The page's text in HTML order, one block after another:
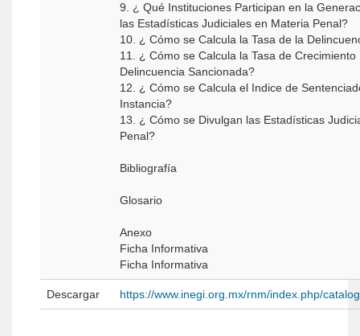
9. ¿ Qué Instituciones Participan en la
las Estadísticas Judiciales en Materia Penal?
10. ¿ Cómo se Calcula la Tasa de la
11. ¿ Cómo se Calcula la Tasa de
Delincuencia Sancionada?
12. ¿ Cómo se Calcula el Indice de
Instancia?
13. ¿ Cómo se Divulgan las Estadísticas
Penal?
Bibliografía
Glosario
Anexo
Ficha Informativa
Ficha Informativa
Descargar https://www.inegi.org.mx/rnm/index.php/